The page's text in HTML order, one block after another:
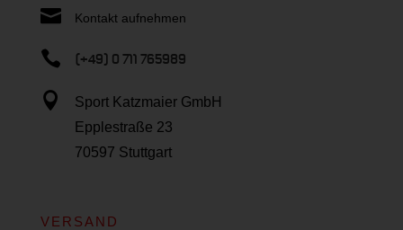
 Kontakt aufnehmen
 (+49) 0 711 765989

Sport Katzmaier GmbH
Epplestraße 23
70597 Stuttgart
VERSAND